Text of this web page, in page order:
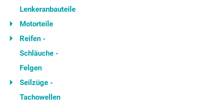
Lenkeranbauteile
Motorteile
Reifen -
Schläuche -
Felgen
Seilzüge -
Tachowellen